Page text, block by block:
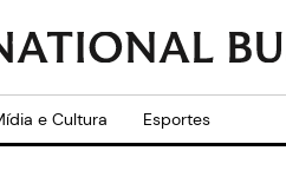
e Cultura Esportes